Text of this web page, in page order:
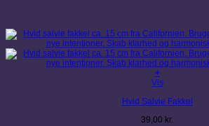
+
Vis
Hvid Salvie Fakkel
39,00 kr.